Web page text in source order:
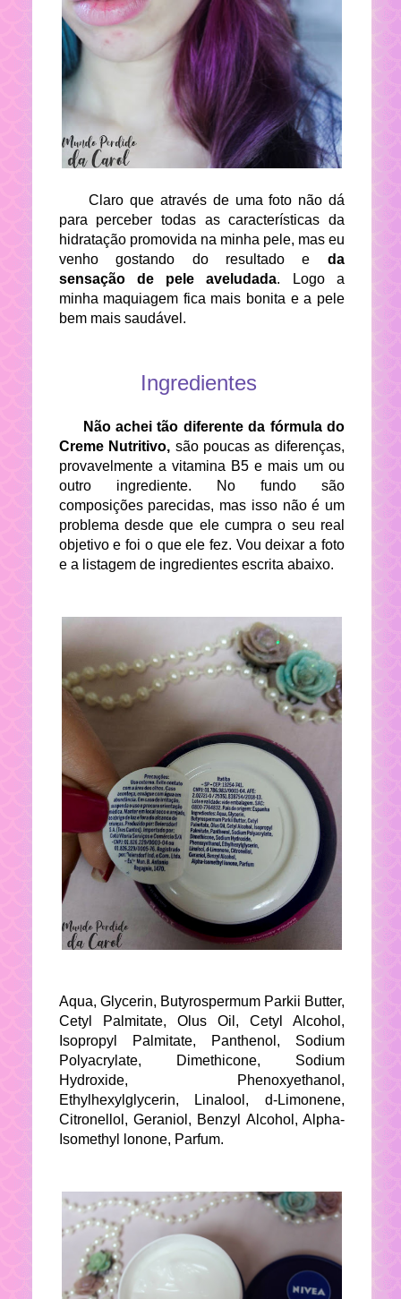
Claro que através de uma foto não dá
para perceber todas as características da
hidratação promovida na minha pele, mas eu
venho gostando do resultado e da
sensação de pele aveludada. Logo a
minha maquiagem fica mais bonita e a pele
bem mais saudável.
Ingredientes
Não achei tão diferente da fórmula do
Creme Nutritivo, são poucas as diferenças,
provavelmente a vitamina B5 e mais um ou
outro ingrediente. No fundo são
composições parecidas, mas isso não é um
problema desde que ele cumpra o seu real
objetivo e foi o que ele fez. Vou deixar a foto
e a listagem de ingredientes escrita abaixo.
Aqua, Glycerin, Butyrospermum Parkii Butter,
Cetyl Palmitate, Olus Oil, Cetyl Alcohol,
Isopropyl Palmitate, Panthenol, Sodium
Polyacrylate, Dimethicone, Sodium
Hydroxide, Phenoxyethanol,
Ethylhexylglycerin, Linalool, d-Limonene,
Citronellol, Geraniol, Benzyl Alcohol, Alpha-
Isomethyl lonone, Parfum.